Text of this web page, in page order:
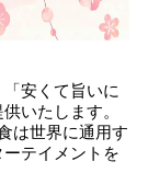
安くて旨いに
いたします。
は世界に通用す
テイメントを